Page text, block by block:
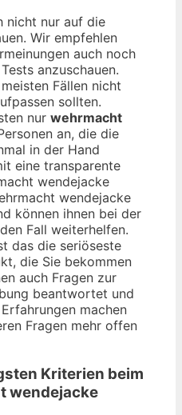
nicht nur auf die
Wir empfehlen
auch noch
anzuschauen.
Fällen nicht
sollten.
nur wehrmacht
an, die die
in der Hand
eine transparente
wendejacke
wendejacke
können ihnen bei der
Fall weiterhelfen.
das die seriöseste
die Sie bekommen
auch Fragen zur
beantwortet und
machen
Fragen mehr offen
Kriterien beim
wendejacke